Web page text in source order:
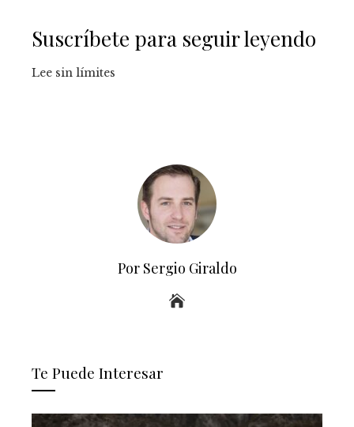
Suscríbete para seguir leyendo
Lee sin límites
Por Sergio Giraldo
Te Puede Interesar